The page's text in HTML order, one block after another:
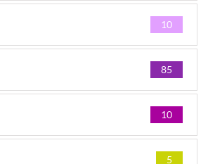
10
85
10
5